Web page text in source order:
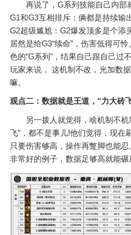
再说了，G系列技能自己内部
G1和G3互相排斥：俩都是持续输
G2超级尴尬：G2爆发顶多是个添
居然是给G3“续命”，伤害低得可
色的“G系列”，结果自己跟自己过
玩家来说， 这机制不改，光加数
嘛。
观点二：数据就是王道，“力大砖
另一拨人就觉得，啥机制不
飞”，都不是事儿!他们觉得，现在
只要伤害够高，操作再蹩脚也能
非常好的例子，数据足够高就能碾